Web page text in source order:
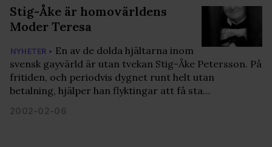
Stig-Åke är homovärldens
Moder Teresa
NYHETER • En av de dolda hjältarna inom
svensk gayvärld är utan tvekan Stig-Åke Petersson. På
fritiden, och periodvis dygnet runt helt utan
betalning, hjälper han flyktingar att få sta…
2002-02-06